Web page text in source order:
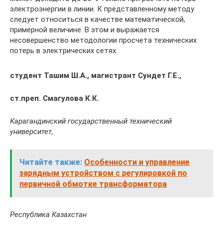
электроэнергии в линии. К представленному методу
следует относиться в качестве математической,
примерной величине. В этом и выражается
несовершенство методологии просчета технических
потерь в электрических сетях.
студент Ташим Ш.А., магистрант Сундет Г.Е.,
ст.преп. Смагулова К.К.
Карагандинский государственный технический
университет,
Читайте также: Особенности и управление
зарядным устройством с регулировкой по
первичной обмотке трансформатора
Республика Казахстан